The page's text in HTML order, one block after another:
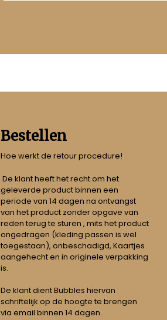
Bestellen
Hoe werkt de retour procedure!
De klant heeft het recht om het
geleverde product binnen een
periode van 14 dagen na ontvangst
van het product zonder opgave van
reden terug te sturen , mits het product
ongedragen (kleding passen is wel
toegestaan), onbeschadigd, Kaartjes
aangehecht en in originele verpakking
is.
De klant dient Bubbles hiervan
schriftelijk op de hoogte te brengen
via email binnen 14 dagen.